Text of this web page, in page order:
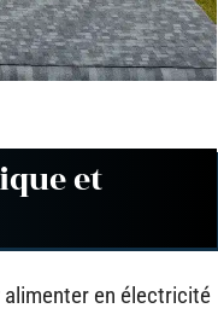
et
alimenter en électricité